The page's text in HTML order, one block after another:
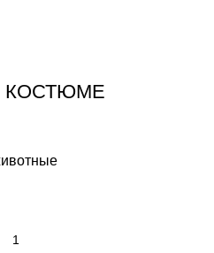
КОСТЮМЕ